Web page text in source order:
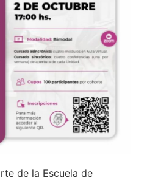
de la Escuela de